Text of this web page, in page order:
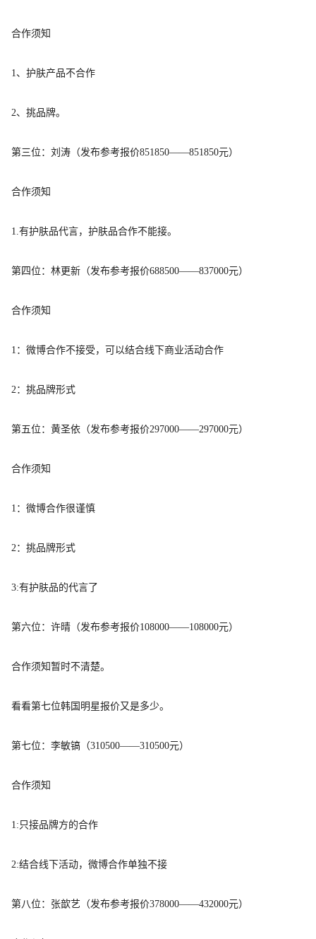
合作须知
1、护肤产品不合作
2、挑品牌。
第三位：刘涛（发布参考报价851850——851850元）
合作须知
1.有护肤品代言，护肤品合作不能接。
第四位：林更新（发布参考报价688500——837000元）
合作须知
1：微博合作不接受，可以结合线下商业活动合作
2：挑品牌形式
第五位：黄圣依（发布参考报价297000——297000元）
合作须知
1：微博合作很谨慎
2：挑品牌形式
3:有护肤品的代言了
第六位：许晴（发布参考报价108000——108000元）
合作须知暂时不清楚。
看看第七位韩国明星报价又是多少。
第七位：李敏镐（310500——310500元）
合作须知
1:只接品牌方的合作
2:结合线下活动，微博合作单独不接
第八位：张歆艺（发布参考报价378000——432000元）